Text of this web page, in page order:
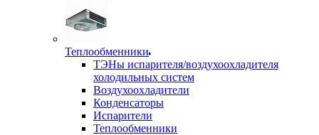
Теплообменники
ТЭНы испарителя/воздухоохладителя
холодильных систем
Воздухоохладители
Конденсаторы
Испарители
Теплообменники